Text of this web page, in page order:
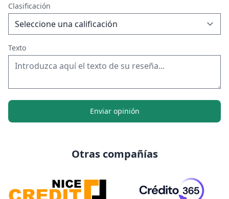
Clasificación
Texto
Enviar opinión
Otras compañías